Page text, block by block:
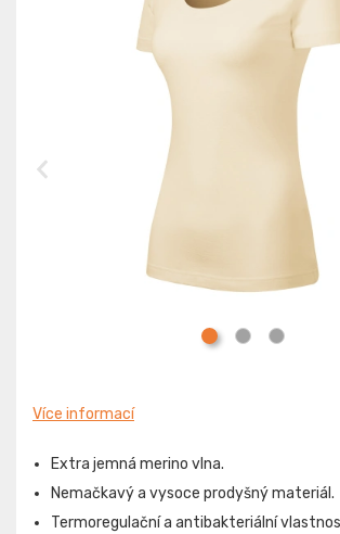
Více informací
Extra jemná merino vlna.
Nemačkavý a vysoce prodyšný materiál.
Termoregulační a antibakteriální